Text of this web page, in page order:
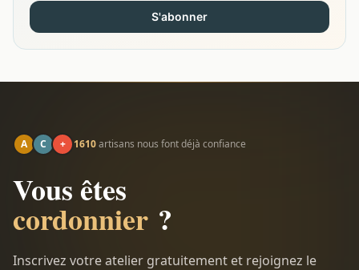
S'abonner
A C + 1610artisans nous font déjà confiance
Vous êtes
cordonnier ?
Inscrivez votre atelier gratuitement et rejoignez le